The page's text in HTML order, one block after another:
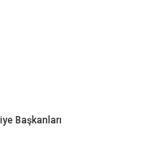
Başkanları